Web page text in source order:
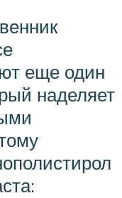
еще один
наделяет